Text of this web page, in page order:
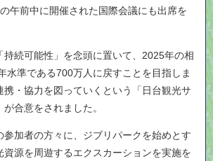
午前中に開催された国際会議にも出席を
続可能性」を念頭に置いて、2025年の相
水準である700万人に戻すことを目指しま
携・協力を図っていくという「日台観光サ
合意をされました。
加者の方々に、ジブリパークを始めとす
資源を周遊するエクスカーションを実施を